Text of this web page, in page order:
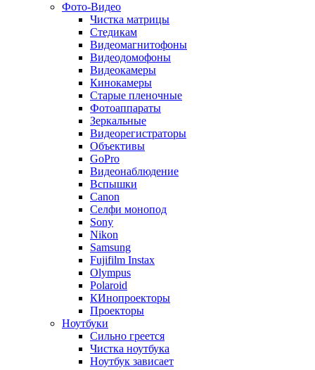
Фото-Видео
Чистка матрицы
Стедикам
Видеомагнитофоны
Видеодомофоны
Видеокамеры
Кинокамеры
Старые пленочные
Фотоаппараты
Зеркальные
Видеорегистраторы
Объективы
GoPro
Видеонаблюдение
Вспышки
Canon
Селфи монопод
Sony
Nikon
Samsung
Fujifilm Instax
Olympus
Polaroid
КИнопроекторы
Проекторы
Ноутбуки
Сильно греется
Чистка ноутбука
Ноутбук зависает